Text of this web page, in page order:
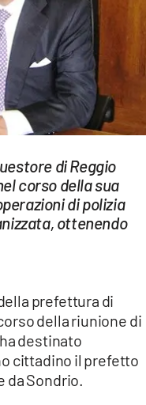
di Reggio
corso della sua
di polizia
ottenendo
prefettura di
della riunione di
destinato
cittadino il prefetto
da Sondrio.